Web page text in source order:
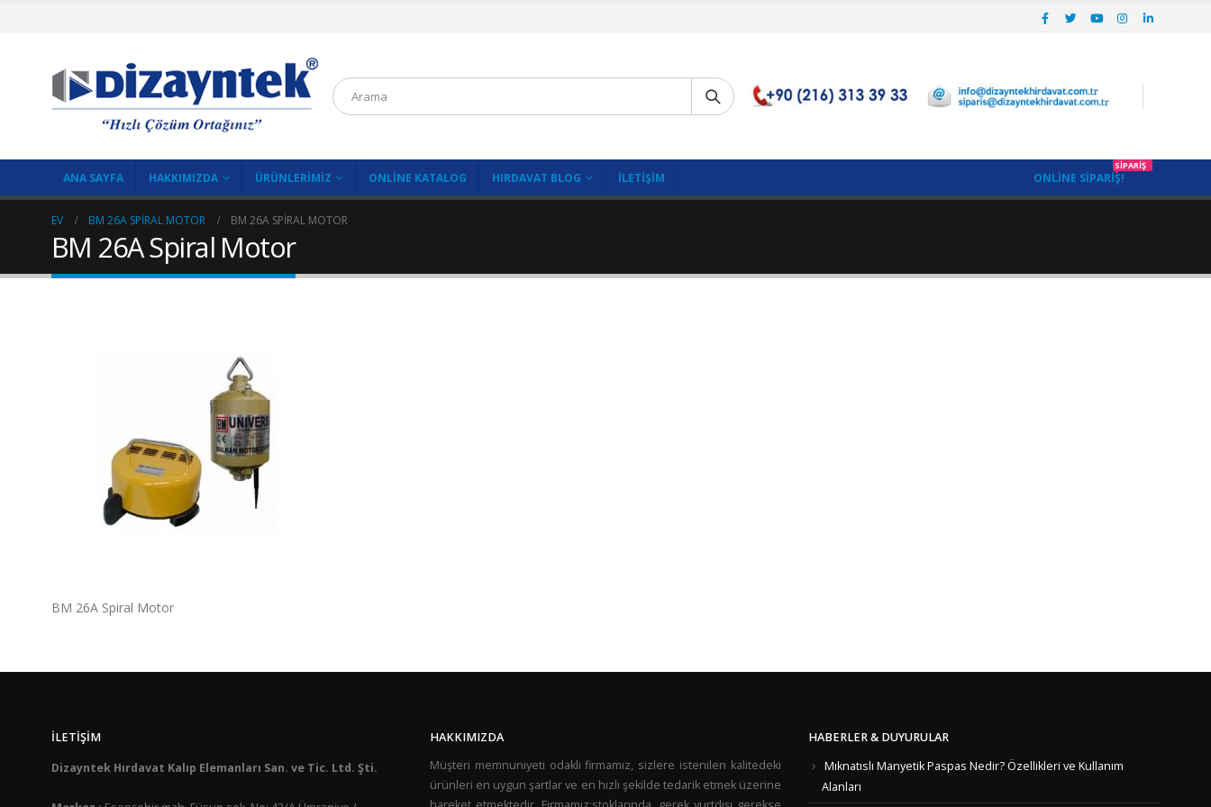
ANA SAYFA HAKKIMIZDA ÜRÜNLERIMIZ ONLINE KATALOG HIRDAVAT BLOG İLETIŞIM ONLINE SIPARIŞ!
SIPARIŞ
EV BM 26A SPIRAL MOTOR BM 26A SPIRAL MOTOR
BM 26A Spiral Motor
BM 26A Spiral Motor
İLETIŞIM
Dizayntek Hırdavat Kalıp Elemanları San. ve Tic. Ltd. Şti.
HAKKIMIZDA
Müşteri memnuniyeti odaklı firmamız, sizlere istenilen kalitedeki
ürünleri en uygun şartlar ve en hızlı şekilde tedarik etmek üzerine
HABERLER & DUYURULAR
Mıknatıslı Manyetik Paspas Nedir? Özellikleri ve Kullanım
Alanları